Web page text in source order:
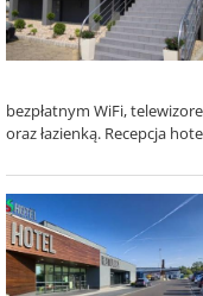
bezpłatnym WiFi,
oraz łazienką. Recepcja